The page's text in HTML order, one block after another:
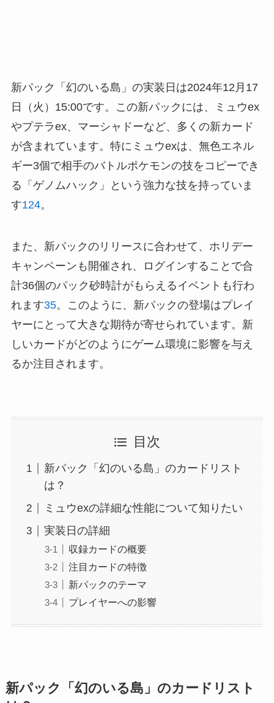
新パック「幻のいる島」の実装日は2024年12月17
日（火）15:00です。この新パックには、ミュウex
やプテラex、マーシャドーなど、多くの新カード
が含まれています。特にミュウexは、無色エネル
ギー3個で相手のバトルポケモンの技をコピーでき
る「ゲノムハック」という強力な技を持っていま
す124。
また、新パックのリリースに合わせて、ホリデー
キャンペーンも開催され、ログインすることで合
計36個のパック砂時計がもらえるイベントも行わ
れます35。このように、新パックの登場はプレイ
ヤーにとって大きな期待が寄せられています。新
しいカードがどのようにゲーム環境に影響を与え
るか注目されます。
目次
新パック「幻のいる島」のカードリスト
は？
ミュウexの詳細な性能について知りたい
実装日の詳細
収録カードの概要
注目カードの特徴
新パックのテーマ
プレイヤーへの影響
新パック「幻のいる島」のカードリスト